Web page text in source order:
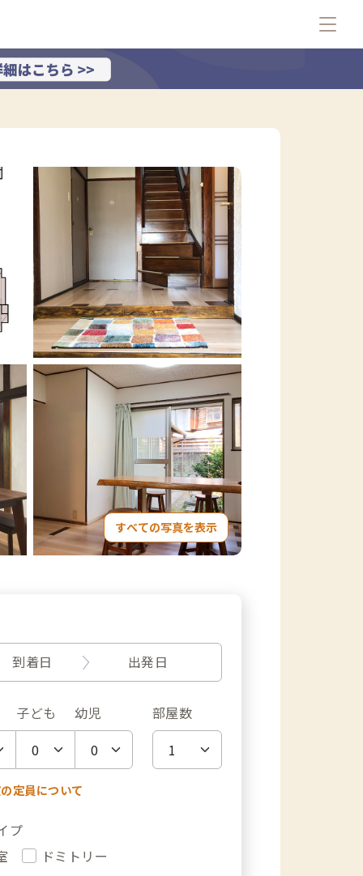
すべての写真を表示
到着日 出発日
子ども 幼児 部屋数
定員について
プ
ドミトリー